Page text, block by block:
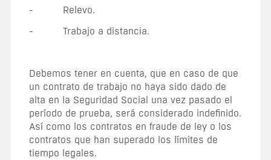
- Relevo.
- Trabajo a distancia.
Debemos tener en cuenta, que en caso de que
un contrato de trabajo no haya sido dado de
alta en la Seguridad Social una vez pasado el
período de prueba, será considerado indefinido.
Así como los contratos en fraude de ley o los
contratos que han superado los límites de
tiempo legales.